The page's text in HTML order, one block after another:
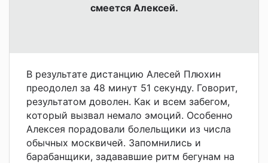
смеется Алексей.
В результате дистанцию Алесей Плюхин
преодолел за 48 минут 51 секунду. Говорит,
результатом доволен. Как и всем забегом,
который вызвал немало эмоций. Особенно
Алексея порадовали болельщики из числа
обычных москвичей. Запомнились и
барабанщики, задававшие ритм бегунам на